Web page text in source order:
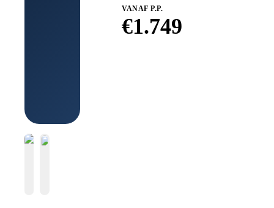
VANAF P.P.
€1.749